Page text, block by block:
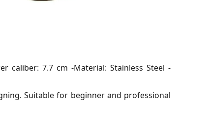
caliber: 7.7 cm -Material: Stainless Steel -
Suitable for beginner and professional